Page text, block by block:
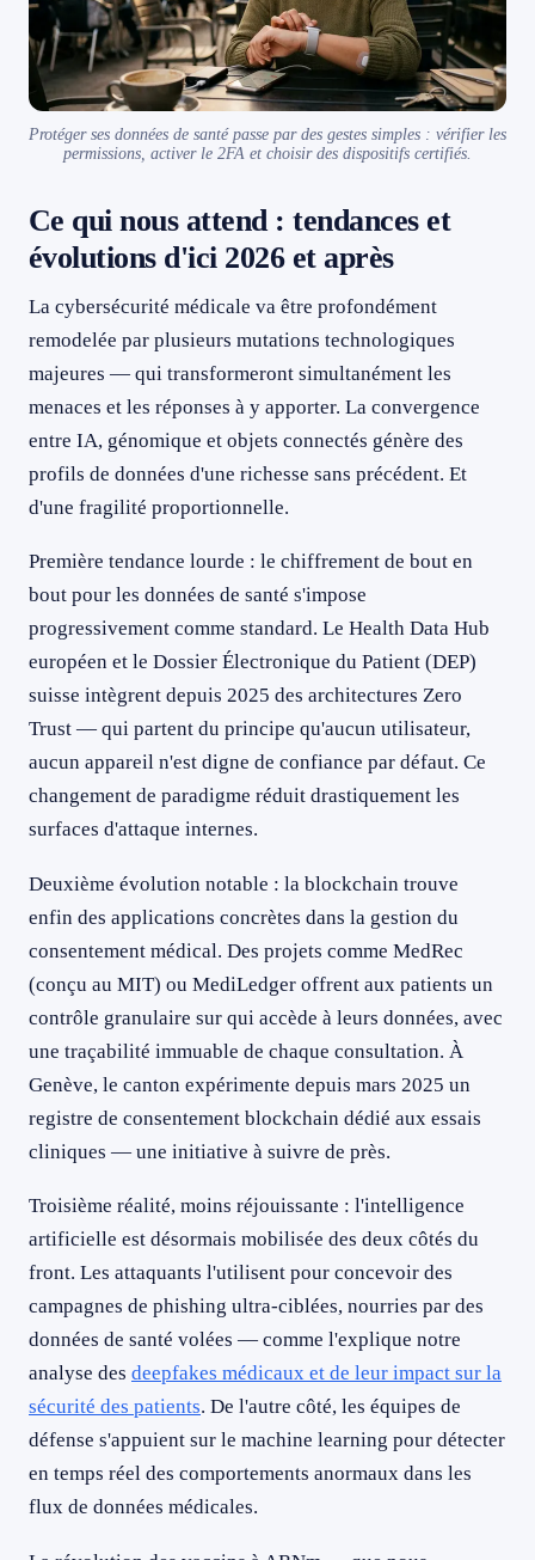
Protéger ses données de santé passe par des gestes simples : vérifier les
permissions, activer le 2FA et choisir des dispositifs certifiés.
Ce qui nous attend : tendances et
évolutions d'ici 2026 et après
La cybersécurité médicale va être profondément
remodelée par plusieurs mutations technologiques
majeures — qui transformeront simultanément les
menaces et les réponses à y apporter. La convergence
entre IA, génomique et objets connectés génère des
profils de données d'une richesse sans précédent. Et
d'une fragilité proportionnelle.
Première tendance lourde : le chiffrement de bout en
bout pour les données de santé s'impose
progressivement comme standard. Le Health Data Hub
européen et le Dossier Électronique du Patient (DEP)
suisse intègrent depuis 2025 des architectures Zero
Trust — qui partent du principe qu'aucun utilisateur,
aucun appareil n'est digne de confiance par défaut. Ce
changement de paradigme réduit drastiquement les
surfaces d'attaque internes.
Deuxième évolution notable : la blockchain trouve
enfin des applications concrètes dans la gestion du
consentement médical. Des projets comme MedRec
(conçu au MIT) ou MediLedger offrent aux patients un
contrôle granulaire sur qui accède à leurs données, avec
une traçabilité immuable de chaque consultation. À
Genève, le canton expérimente depuis mars 2025 un
registre de consentement blockchain dédié aux essais
cliniques — une initiative à suivre de près.
Troisième réalité, moins réjouissante : l'intelligence
artificielle est désormais mobilisée des deux côtés du
front. Les attaquants l'utilisent pour concevoir des
campagnes de phishing ultra-ciblées, nourries par des
données de santé volées — comme l'explique notre
analyse des deepfakes médicaux et de leur impact sur la
sécurité des patients. De l'autre côté, les équipes de
défense s'appuient sur le machine learning pour détecter
en temps réel des comportements anormaux dans les
flux de données médicales.